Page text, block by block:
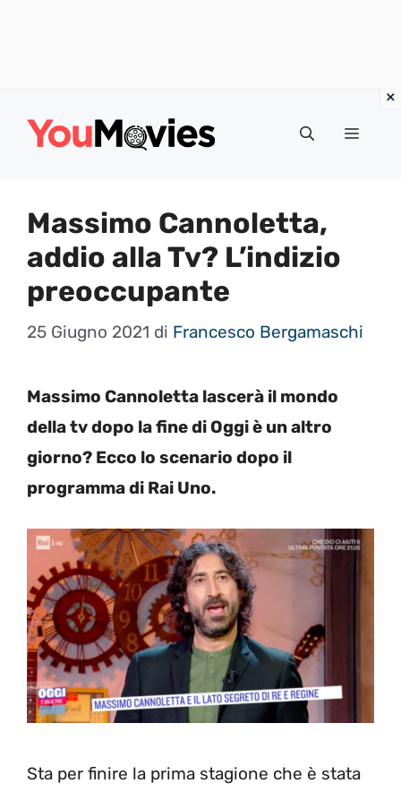
Menu
Massimo Cannoletta,
addio alla Tv? L’indizio
preoccupante
25 Giugno 2021 di Francesco Bergamaschi
Massimo Cannoletta lascerà il mondo
della tv dopo la fine di Oggi è un altro
giorno? Ecco lo scenario dopo il
programma di Rai Uno.
Sta per finire la prima stagione che è stata